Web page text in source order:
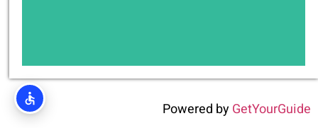
Powered byGetYourGuide